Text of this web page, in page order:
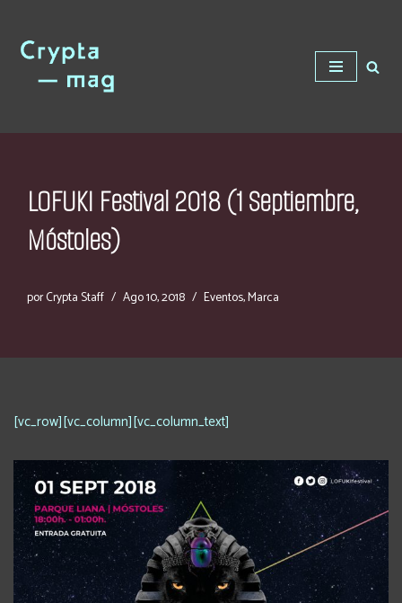
Saltar
contenido
LOFUKI Festival 2018 (1 Septiembre,
Móstoles)
porCrypta Staff Ago 10, 2018 Eventos,Marca
[vc_row][vc_column][vc_column_text]